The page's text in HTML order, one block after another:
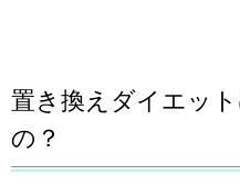
置き換えダイエッ
の？